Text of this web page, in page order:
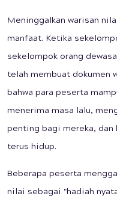
Meninggalkan warisan
manfaat. Ketika
sekelompok orang
telah membuat dokumen
bahwa para peserta
menerima masa lalu,
penting bagi mereka,
terus hidup.
Beberapa peserta
nilai sebagai "hadiah